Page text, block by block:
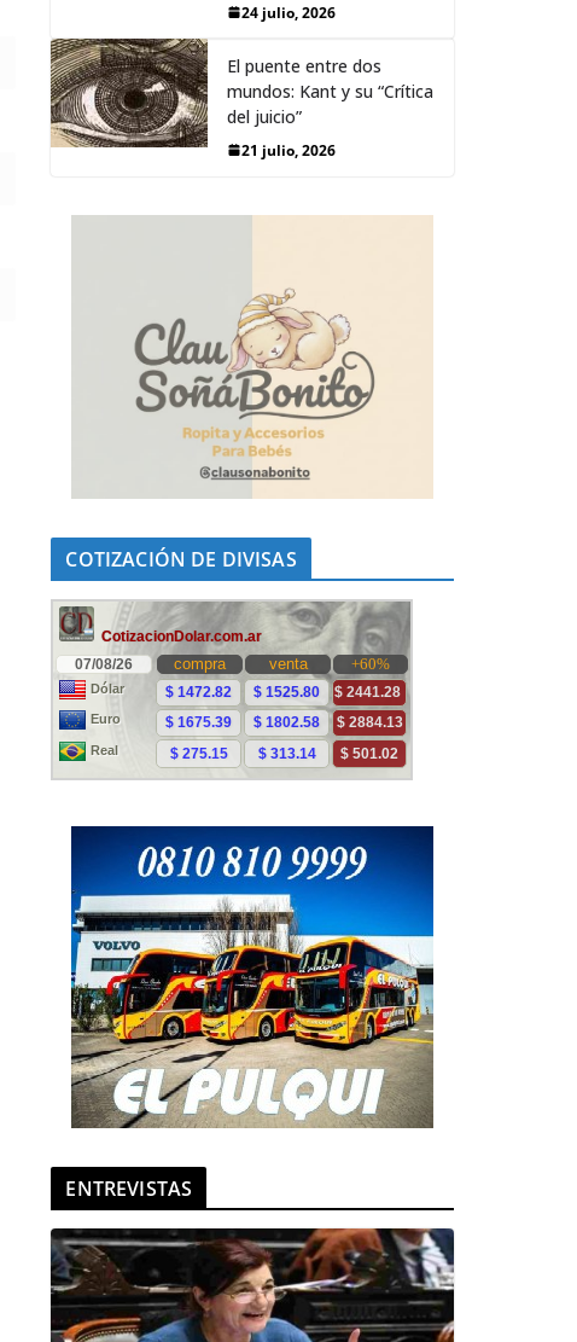
24 julio, 2026
El puente entre dos
mundos: Kant y su “Crítica
del juicio”
21 julio, 2026
COTIZACIÓN DE DIVISAS
ENTREVISTAS